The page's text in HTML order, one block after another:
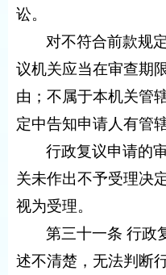
讼。
对不符合前款规
议机关应当在审查期
由；不属于本机关管
定中告知申请人有管
行政复议申请的
关未作出不予受理决
视为受理。
第三十一条 行政
述不清楚，无法判断